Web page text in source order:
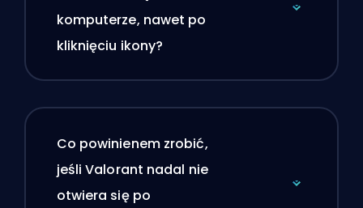
komputerze, nawet po
kliknięciu ikony?
Co powinienem zrobić,
jeśli Valorant nadal nie
otwiera się po